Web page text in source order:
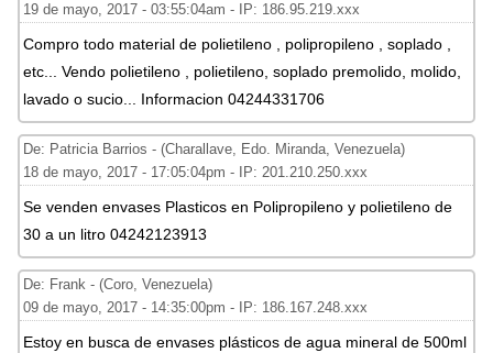
19 de mayo, 2017 - 03:55:04am - IP: 186.95.219.xxx
Compro todo material de polietileno , polipropileno , soplado ,
etc... Vendo polietileno , polietileno, soplado premolido, molido,
lavado o sucio... Informacion 04244331706
De: Patricia Barrios - (Charallave, Edo. Miranda, Venezuela)
18 de mayo, 2017 - 17:05:04pm - IP: 201.210.250.xxx
Se venden envases Plasticos en Polipropileno y polietileno de
30 a un litro 04242123913
De: Frank - (Coro, Venezuela)
09 de mayo, 2017 - 14:35:00pm - IP: 186.167.248.xxx
Estoy en busca de envases plásticos de agua mineral de 500ml